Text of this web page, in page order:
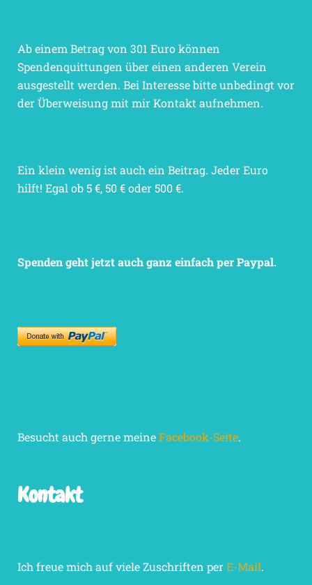
Ab einem Betrag von 301 Euro können
Spendenquittungen über einen anderen Verein
ausgestellt werden. Bei Interesse bitte unbedingt vor
der Überweisung mit mir Kontakt aufnehmen.
Ein klein wenig ist auch ein Beitrag. Jeder Euro
hilft! Egal ob 5 €, 50 € oder 500 €.
Spenden geht jetzt auch ganz einfach per Paypal.
Besucht auch gerne meineFacebook-Seite.
Kontakt
Ich freue mich auf viele Zuschriften perE-Mail.